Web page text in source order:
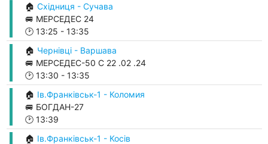
🏠 Східниця - Сучава
🚐 МЕРСЕДЕС 24
🕑 13:25 - 13:35
🏠 Чернівці - Варшава
🚐 МЕРСЕДЕС-50 С 22 .02 .24
🕑 13:30 - 13:35
🏠 Ів.Франківськ-1 - Коломия
🚐 БОГДАН-27
🕑 13:39
🏠 Ів.Франківськ-1 - Косів